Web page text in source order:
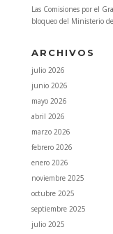
Las Comisiones por el
bloqueo del Ministerio
ARCHIVOS
julio 2026
junio 2026
mayo 2026
abril 2026
marzo 2026
febrero 2026
enero 2026
noviembre 2025
octubre 2025
septiembre 2025
julio 2025